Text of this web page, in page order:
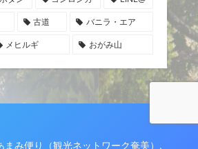
古道 バニラ・エア
メヒルギ おがみ山
み便り（観光ネットワーク奄美）.